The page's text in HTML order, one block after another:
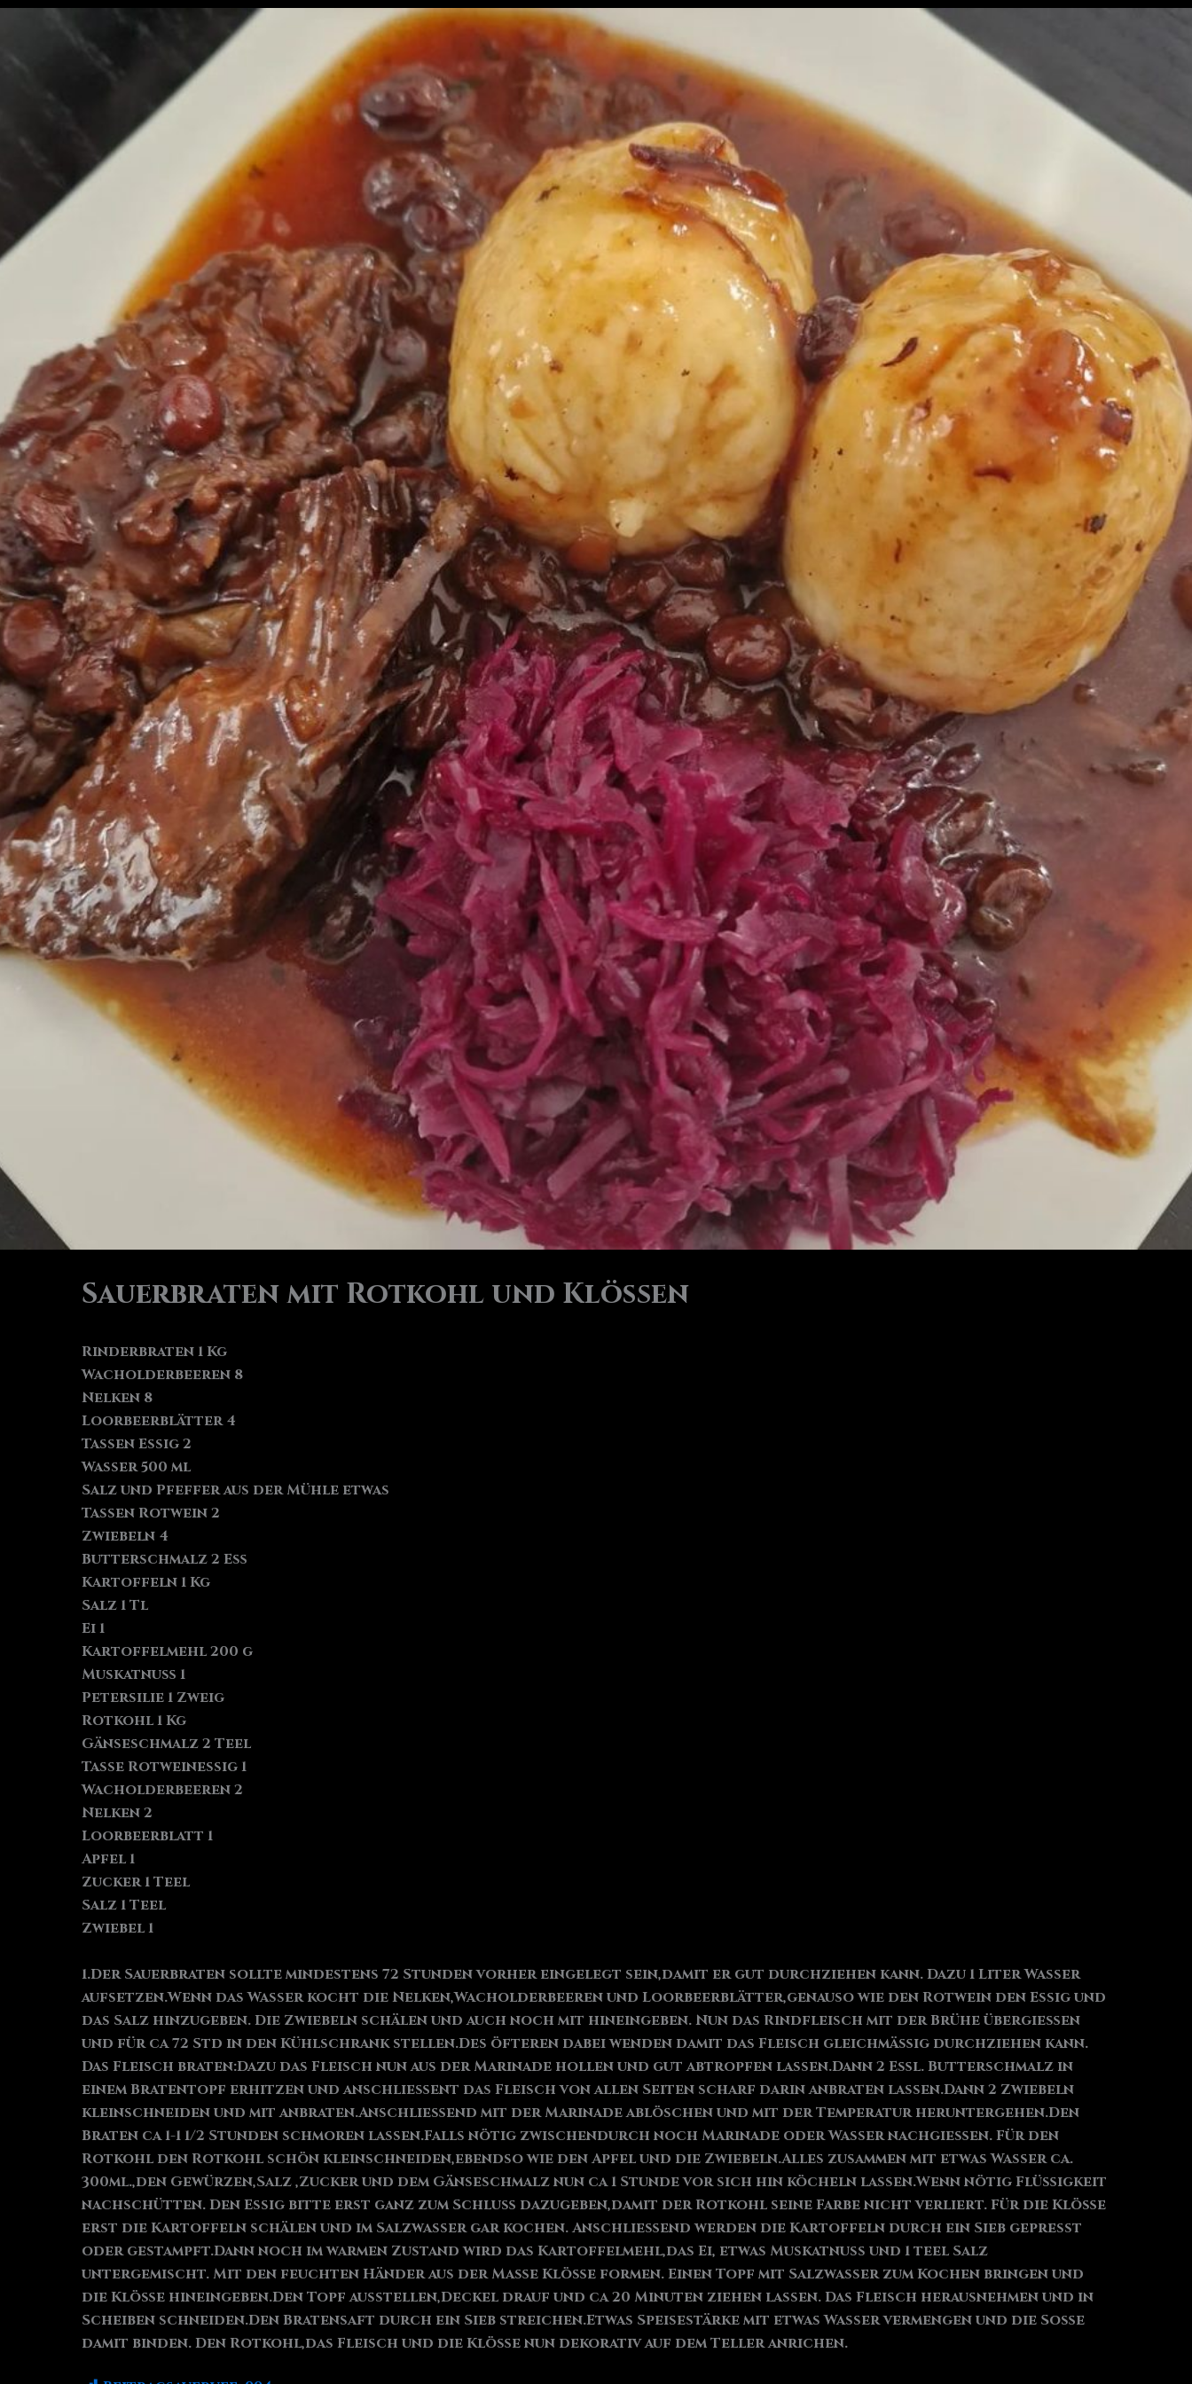
Sauerbraten mit Rotkohl und Klößen
Rinderbraten 1 Kg
Wacholderbeeren 8
Nelken 8
Loorbeerblätter 4
Tassen Essig 2
Wasser 500 ml
Salz und Pfeffer aus der Mühle etwas
Tassen Rotwein 2
Zwiebeln 4
Butterschmalz 2 Eß
Kartoffeln 1 Kg
Salz 1 Tl
Ei 1
Kartoffelmehl 200 g
Muskatnuß 1
Petersilie 1 Zweig
Rotkohl 1 Kg
Gänseschmalz 2 Teel
Tasse Rotweinessig 1
Wacholderbeeren 2
Nelken 2
Loorbeerblatt 1
Apfel 1
Zucker 1 Teel
Salz 1 Teel
Zwiebel 1
1.Der Sauerbraten sollte mindestens 72 Stunden vorher eingelegt sein,damit er gut durchziehen kann. Dazu 1 Liter Wasser
aufsetzen.Wenn das Wasser kocht die Nelken,Wacholderbeeren und Loorbeerblätter,genauso wie den Rotwein den Essig und
das Salz hinzugeben. Die Zwiebeln schälen und auch noch mit hineingeben. Nun das Rindfleisch mit der Brühe übergießen
und für ca 72 Std in den Kühlschrank stellen.Des öfteren dabei wenden damit das Fleisch gleichmäßig durchziehen kann.
Das Fleisch braten:Dazu das Fleisch nun aus der Marinade hollen und gut abtropfen lassen.Dann 2 Eßl. Butterschmalz in
einem Bratentopf erhitzen und anschließent das Fleisch von allen Seiten scharf darin anbraten lassen.Dann 2 Zwiebeln
kleinschneiden und mit anbraten.Anschließend mit der Marinade ablöschen und mit der Temperatur heruntergehen.Den
Braten ca 1-1 1/2 Stunden schmoren lassen.Falls nötig zwischendurch noch Marinade oder Wasser nachgießen. Für den
Rotkohl den Rotkohl schön kleinschneiden,ebendso wie den Apfel und die Zwiebeln.Alles zusammen mit etwas Wasser ca.
300ml.,den Gewürzen,Salz ,Zucker und dem Gänseschmalz nun ca 1 Stunde vor sich hin köcheln lassen.Wenn nötig Flüßigkeit
nachschütten. Den Essig bitte erst ganz zum Schluß dazugeben,damit der Rotkohl seine Farbe nicht verliert. Für die Klöße
erst die Kartoffeln schälen und im Salzwasser gar kochen. Anschließend werden die Kartoffeln durch ein Sieb gepresst
oder gestampft.Dann noch im warmen Zustand wird das Kartoffelmehl,das Ei, etwas Muskatnuss und 1 teel Salz
untergemischt. Mit den feuchten Händer aus der Maße Klöße formen. Einen Topf mit Salzwasser zum Kochen bringen und
die Klöße hineingeben.Den Topf ausstellen,Deckel drauf und ca 20 Minuten ziehen lassen. Das Fleisch herausnehmen und in
Scheiben schneiden.Den Bratensaft durch ein Sieb streichen.Etwas Speisestärke mit etwas Wasser vermengen und die Soße
damit binden. Den Rotkohl,das Fleisch und die Klöße nun dekorativ auf dem Teller anrichen.